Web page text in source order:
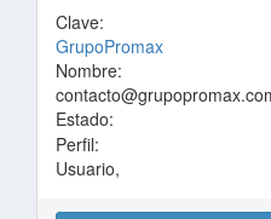
Clave:
GrupoPromax
Nombre:
Estado:
Perfil:
Usuario,